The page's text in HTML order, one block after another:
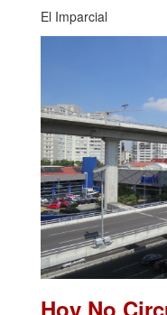
El Imparcial
Hoy No